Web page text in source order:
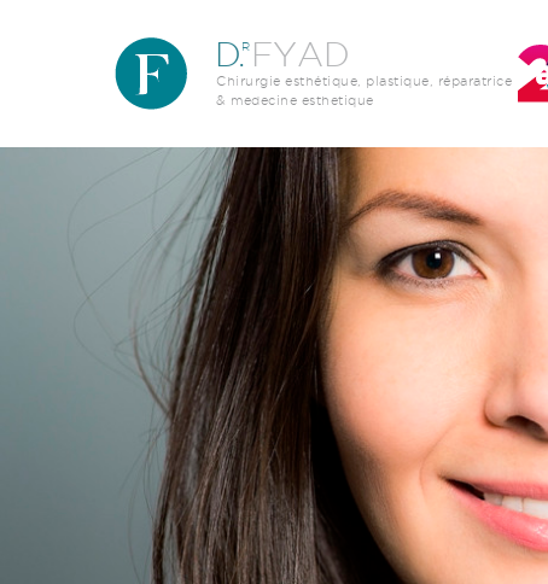
Chirurgie esthétique, plastique, réparatrice
& medecine esthetique
D R
. FYAD
Image par défaut